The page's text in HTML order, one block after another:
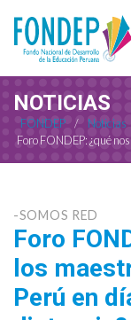
NOTICIAS
FONDEP / Noticias
Foro FONDEP: ¿qué
-SOMOS RED
Foro
los
Perú en